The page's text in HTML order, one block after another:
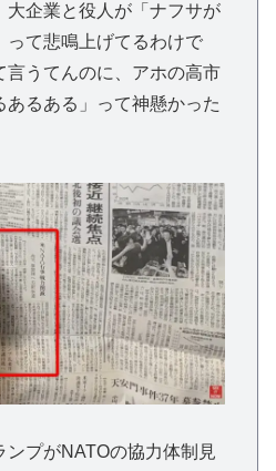
大企業と役人が「ナフサが
って悲鳴上げてるわけで
言うてんのに、アホの高市
るある」って神懸かった
ンプがNATOの協力体制見